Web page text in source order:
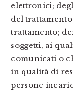
elettronici;
del
trattamento;
soggetti, ai
comunicati o
in qualità di
persone